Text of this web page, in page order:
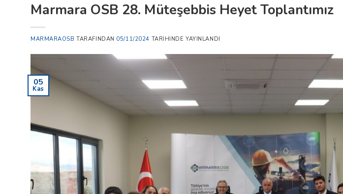
Marmara OSB 28. Müteşebbis Heyet Toplantımız
MARMARAOSB TARAFINDAN 05/11/2024 TARIHINDE YAYINLANDI
05
Kas